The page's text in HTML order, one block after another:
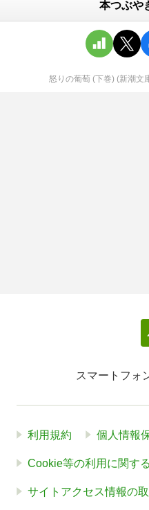
本つぶや
怒りの葡萄 (下巻) (新潮文
スマートフォ
利用規約 個人情報
Cookie等の利用に関す
サイトアクセス情報の